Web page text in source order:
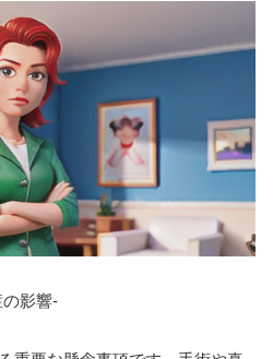
影響-